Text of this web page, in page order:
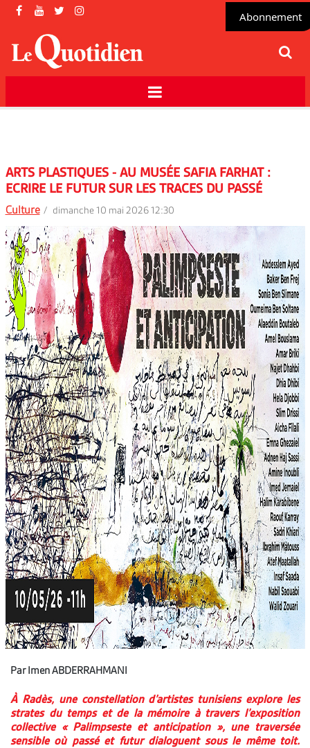
Abonnement
ARTS PLASTIQUES - AU MUSÉE SAFIA FARHAT :
ECRIRE LE FUTUR SUR LES TRACES DU PASSÉ
Culture dimanche 10 mai 2026 12:30
Par Imen ABDERRAHMANI
À Radès, une constellation d’artistes tunisiens explore les
strates du temps et de la mémoire à travers l’exposition
collective « Palimpseste et anticipation », une traversée
sensible où passé et futur dialoguent sous le même toit.